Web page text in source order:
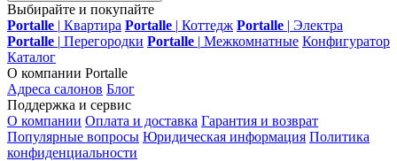
Выбирайте и покупайте
Portalle | Квартира Portalle | Коттедж Portalle | Электра
Portalle | Перегородки Portalle | Межкомнатные Конфигуратор
Каталог
О компании Portalle
Адреса салонов Блог
Поддержка и сервис
О компании Оплата и доставка Гарантия и возврат
Популярные вопросы Юридическая информация Политика
конфиденциальности